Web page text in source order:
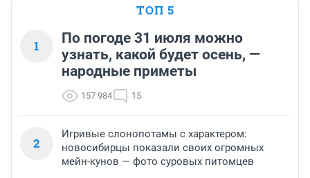
ТОП 5
1
По погоде 31 июля можно
узнать, какой будет осень, —
народные приметы
157 984 15
2
Игривые слонопотамы с характером:
новосибирцы показали своих огромных
мейн-кунов — фото суровых питомцев